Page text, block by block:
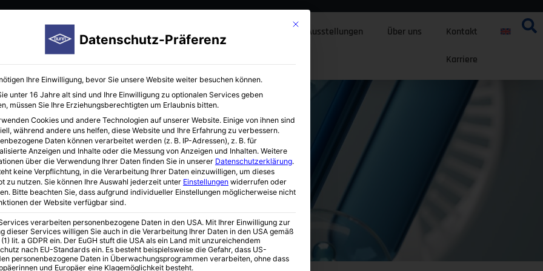
Hersteller Immunoreagenzien Ausstellungen Über uns Kontakt
Karriere
und Messzylinder
Mit diesem Button wird der Dialog geschlossen. Seine Funktionalität ist
Datenschutz-Präferenz
Ihre Einwilligung, bevor Sie unsere Website weiter besuchen können.
unter 16 Jahre alt sind und Ihre Einwilligung zu optionalen Services geben
müssen Sie Ihre Erziehungsberechtigten um Erlaubnis bitten.
Cookies und andere Technologien auf unserer Website. Einige von ihnen sind
während andere uns helfen, diese Website und Ihre Erfahrung zu verbessern.
Daten können verarbeitet werden (z. B. IP-Adressen), z. B. für
Anzeigen und Inhalte oder die Messung von Anzeigen und Inhalten. Weitere
über die Verwendung Ihrer Daten finden Sie in unserer Datenschutzerklärung.
keine Verpflichtung, in die Verarbeitung Ihrer Daten einzuwilligen, um dieses
zu nutzen. Sie können Ihre Auswahl jederzeit unter Einstellungen widerrufen oder
Bitte beachten Sie, dass aufgrund individueller Einstellungen möglicherweise nicht
der Website verfügbar sind.
verarbeiten personenbezogene Daten in den USA. Mit Ihrer Einwilligung zur
dieser Services willigen Sie auch in die Verarbeitung Ihrer Daten in den USA gemäß
lit. a GDPR ein. Der EuGH stuft die USA als ein Land mit unzureichendem
nach EU-Standards ein. Es besteht beispielsweise die Gefahr, dass US-
personenbezogene Daten in Überwachungsprogrammen verarbeiten, ohne dass
und Europäer eine Klagemöglichkeit besteht.